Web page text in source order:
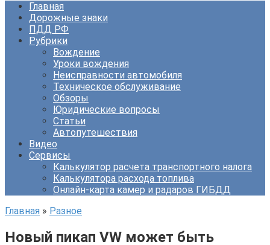
Главная
Дорожные знаки
ПДД РФ
Рубрики
Вождение
Уроки вождения
Неисправности автомобиля
Техническое обслуживание
Обзоры
Юридические вопросы
Статьи
Автопутешествия
Видео
Сервисы
Калькулятор расчета транспортного налога
Калькулятора расхода топлива
Онлайн-карта камер и радаров ГИБДД
Главная » Разное
Новый пикап VW может быть